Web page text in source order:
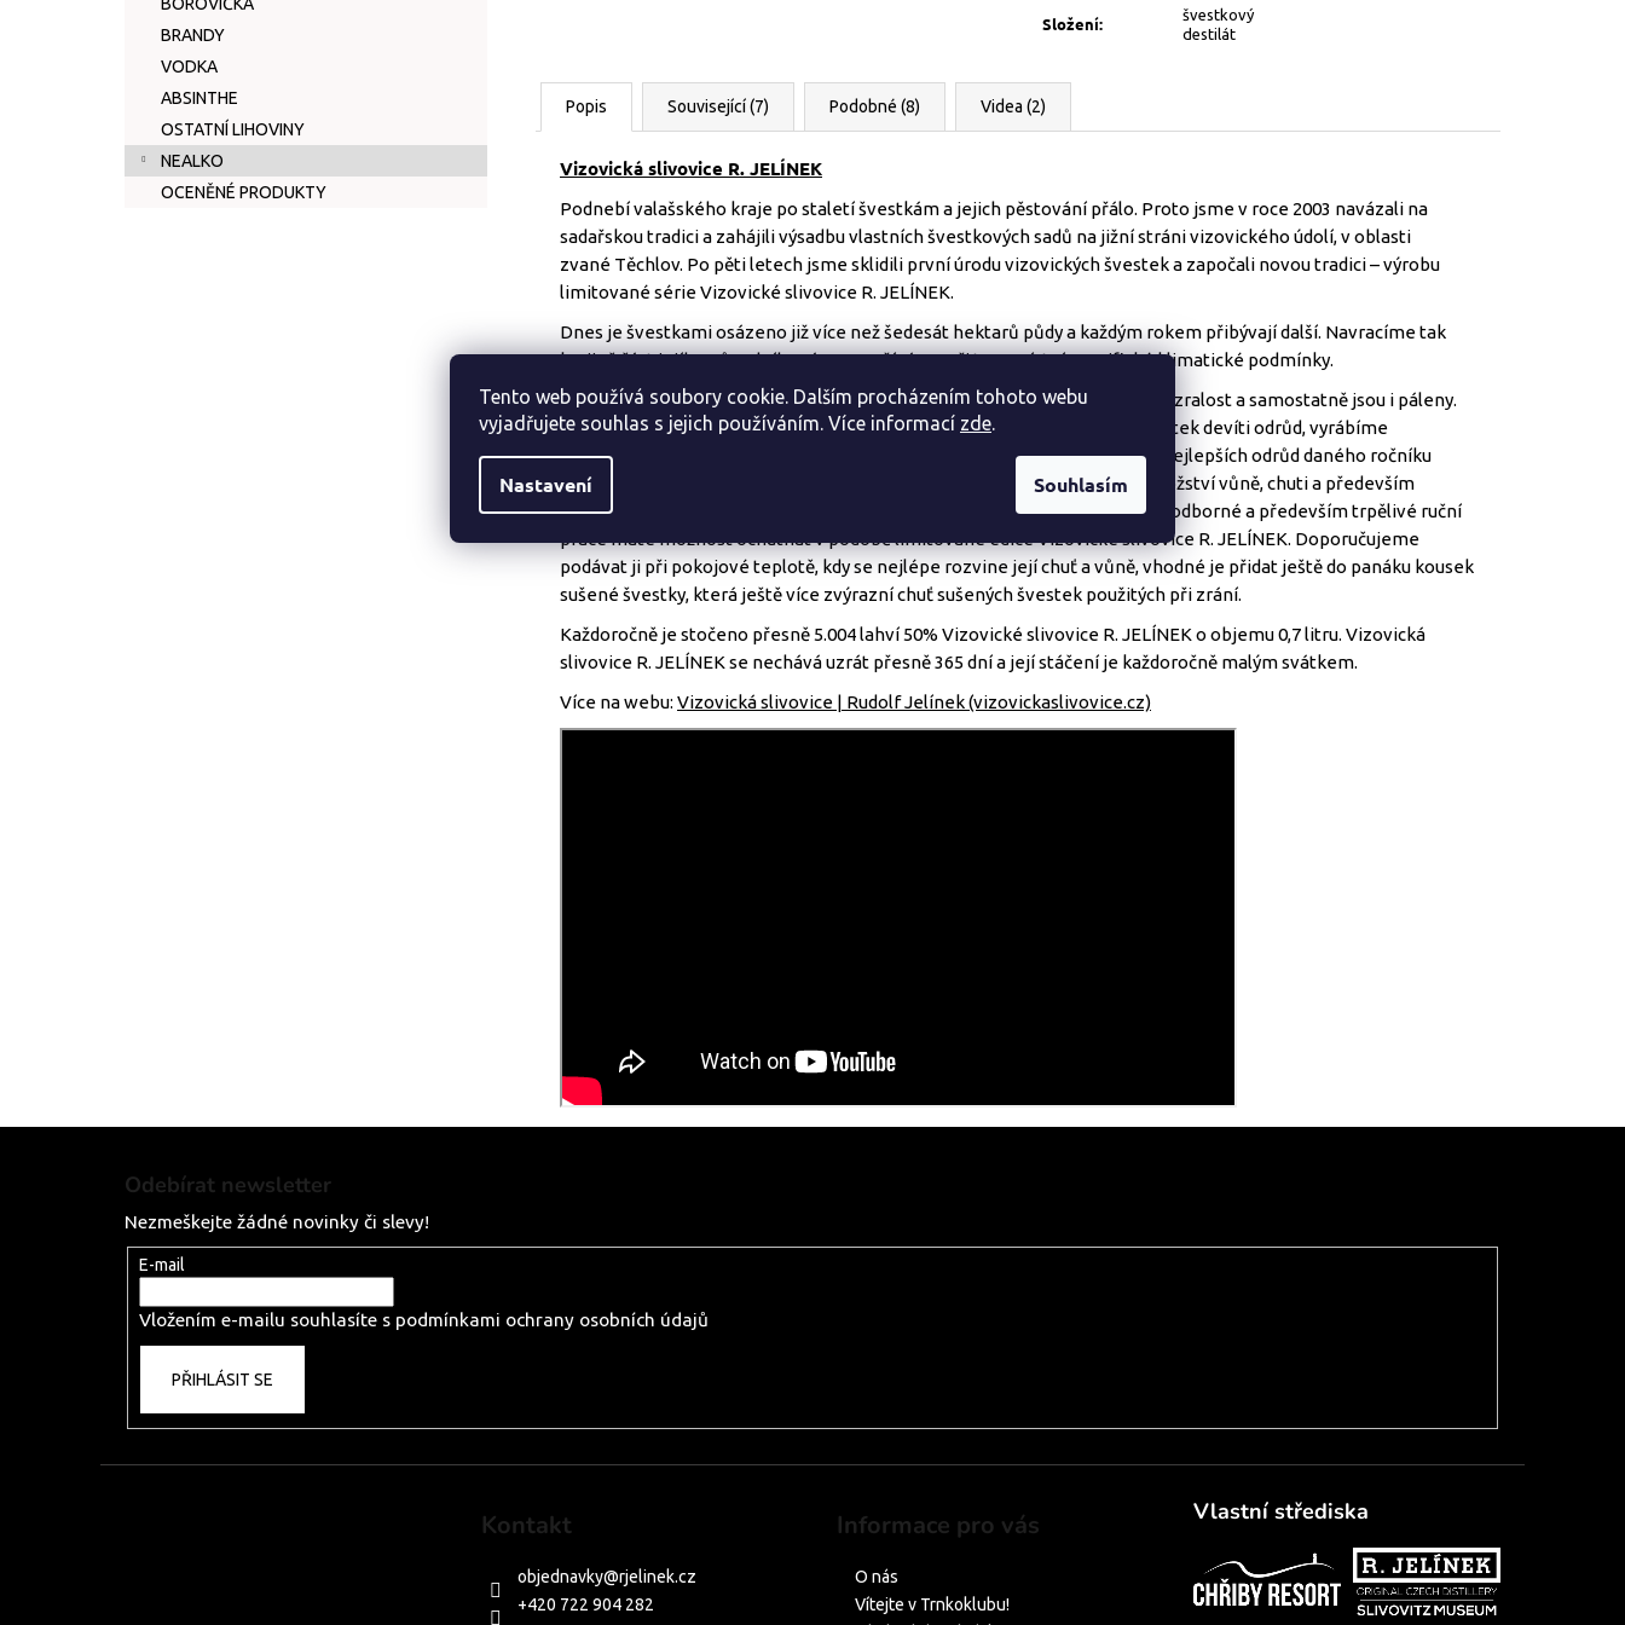
Tento web používá soubory cookie. Dalším procházením tohoto webu
vyjadřujete souhlas s jejich používáním. Více informací zde
Nastavení Souhlasím
BRANDY
VODKA
ABSINTHE
OSTATNÍ LIHOVINY
NEALKO
OCENĚNÉ PRODUKTY
Složení:
švestkový
destilát
Popis Související (7) Podobné (8) Videa (2)
Vizovická slivovice R. JELÍNEK
Podnebí valašského kraje po staletí švestkám a jejich pěstování přálo. Proto jsme v roce 2003 navázali na
sadařskou tradici a zahájili výsadbu vlastních švestkových sadů na jižní stráni vizovického údolí, v oblasti
zvané Těchlov. Po pěti letech jsme sklidili první úrodu vizovických švestek a započali novou tradici – výrobu
limitované série Vizovické slivovice R. JELÍNEK.
Dnes je švestkami osázeno již více než šedesát hektarů půdy a každým rokem přibývají další. Navracíme tak
krajině část jejího původního rázu a využíváme při tom místní specifické klimatické podmínky.
Jednotlivé odrůdy švestek jsou samostatně sklízeny, pečlivě se hlídá jejich zralost a samostatně jsou i páleny.
Od roku 2008, kdy jsme sklidili první, panenskou úrodu dvaceti pěti tun švestek devíti odrůd, vyrábíme
každoročně zlatou variantu Vizovické slivovice R. JELÍNEK. Vzniká kupáží nejlepších odrůd daného ročníku
a dále dozrává na sušených švestkách. Ty do slivovice uvolní obrovské množství vůně, chuti a především
sladkosti, která je cítit v každém jejím doušku. Plody této pracné, výsostně odborné a především trpělivé ruční
práce máte možnost ochutnat v podobě limitované edice Vizovické slivovice R. JELÍNEK. Doporučujeme
podávat ji při pokojové teplotě, kdy se nejlépe rozvine její chuť a vůně, vhodné je přidat ještě do panáku kousek
sušené švestky, která ještě více zvýrazní chuť sušených švestek použitých při zrání.
Každoročně je stočeno přesně 5.004 lahví 50% Vizovické slivovice R. JELÍNEK o objemu 0,7 litru. Vizovická
slivovice R. JELÍNEK se nechává uzrát přesně 365 dní a její stáčení je každoročně malým svátkem.
Více na webu: Vizovická slivovice | Rudolf Jelínek (vizovickaslivovice.cz)
Odebírat newsletter
Nezmeškejte žádné novinky či slevy!
E-mail
Vložením e-mailu souhlasíte s podmínkami ochrany osobních údajů
PŘIHLÁSIT SE
Kontakt
objednavky@rjelinek.cz
+420 722 904 282
Informace pro vás
O nás
Vítejte v Trnkoklubu!
Vlastní střediska